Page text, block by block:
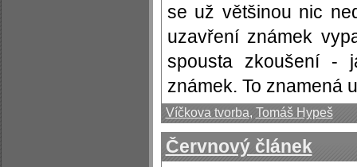
se už většinou nic
uzavření známek
spousta zkoušení -
známek. To znamená
Víčkova tvorba, Tomáš Hypeš
Červnový článek